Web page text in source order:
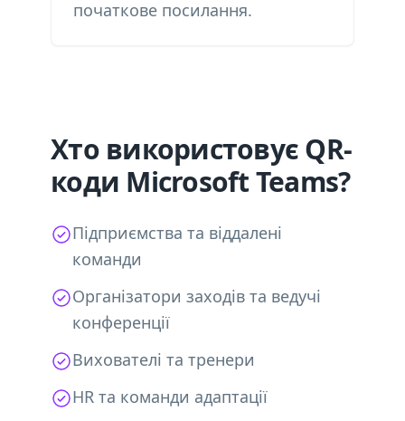
початкове посилання.
Хто використовує QR-
коди Microsoft Teams?
Підприємства та віддалені
команди
Організатори заходів та ведучі
конференції
Вихователі та тренери
HR та команди адаптації